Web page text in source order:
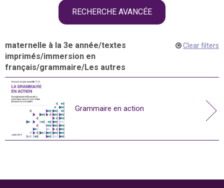
RECHERCHE AVANCÉE
maternelle à la 3e année/textes
imprimés/immersion en
français/grammaire/Les autres
Clear filters
Grammaire en action